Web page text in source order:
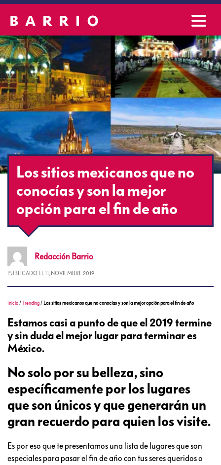
Los sitios mexicanos que no
conocías y son la mejor
opción para el fin de año
Redacción Barrio
PUBLICADO EL 11, NOVIEMBRE 2019
Inicio /Trending / Los sitios mexicanos que no conocías y son la mejor opción para el fin de año
Estamos casi a punto de que el 2019 termine
y sin duda el mejor lugar para terminar es
México.
No solo por su belleza, sino
específicamente por los lugares
que son únicos y que generarán un
gran recuerdo para quien los visite.
Es por eso que te presentamos una lista de lugares que son
especiales para pasar el fin de año con tus seres queridos o